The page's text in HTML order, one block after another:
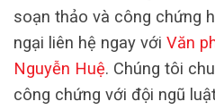
soạn thảo và công chứng
ngại liên hệ ngay với Văn
Nguyễn Huệ. Chúng tôi
công chứng với đội ngũ